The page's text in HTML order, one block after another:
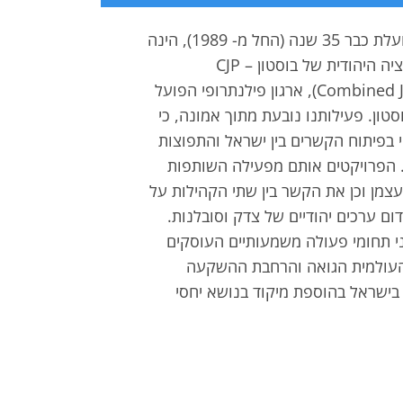
שותפות חיפה בוסטון, הפועלת כבר 35 שנה (החל מ- 1989), הינה
הסניף הישראלי של הפדרציה היהודית של בוסטון – CJP
(Combined Jewish Philanthropies), ארגון פילנתרופי הפועל
פעילותנו נובעת מתוך אמונה, כי
בפיתוח הקשרים בין ישראל והתפוצות
הפרויקטים אותם מפעילה השותפות
וכן את הקשר בין שתי הקהילות על
ערכים יהודיים של צדק וסובלנות.
תחומי פעולה משמעותיים העוסקים
הגואה והרחבת ההשקעה
בהוספת מיקוד בנושא יחסי